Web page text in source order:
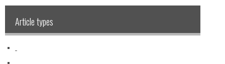
Article types